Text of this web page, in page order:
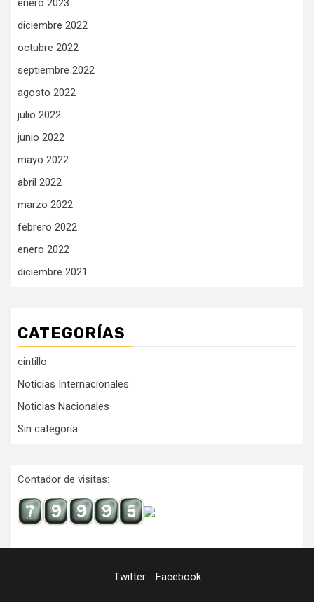
enero 2023
diciembre 2022
octubre 2022
septiembre 2022
agosto 2022
julio 2022
junio 2022
mayo 2022
abril 2022
marzo 2022
febrero 2022
enero 2022
diciembre 2021
CATEGORÍAS
cintillo
Noticias Internacionales
Noticias Nacionales
Sin categoría
Contador de visitas:
Twitter Facebook